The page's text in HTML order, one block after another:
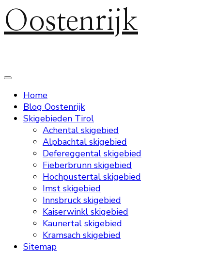
Oostenrijk
Home
Blog Oostenrijk
Skigebieden Tirol
Achental skigebied
Alpbachtal skigebied
Defereggental skigebied
Fieberbrunn skigebied
Hochpustertal skigebied
Imst skigebied
Innsbruck skigebied
Kaiserwinkl skigebied
Kaunertal skigebied
Kramsach skigebied
Sitemap